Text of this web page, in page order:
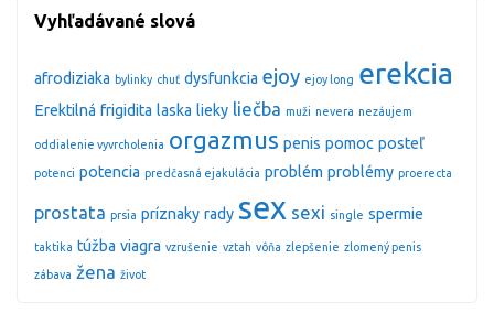
Vyhľadávané slová
afrodiziaka bylinky chuť dysfunkcia ejoy ejoy long erekcia
Erektilná frigidita laska lieky liečba muži nevera nezáujem
oddialenie vyvrcholenia orgazmus penis pomoc posteľ
potenci potencia predčasná ejakulácia problém problémy proerecta
prostata prsia príznaky rady sex sexi single spermie
taktika túžba viagra vzrušenie vztah vôňa zlepšenie zlomený penis
zábava žena život